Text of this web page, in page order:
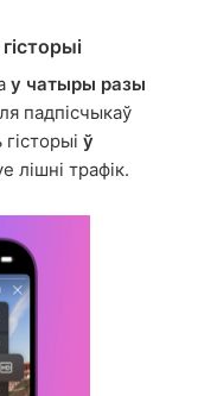
у чатыры разы
падпісчыкаў
ў
лішні трафік.